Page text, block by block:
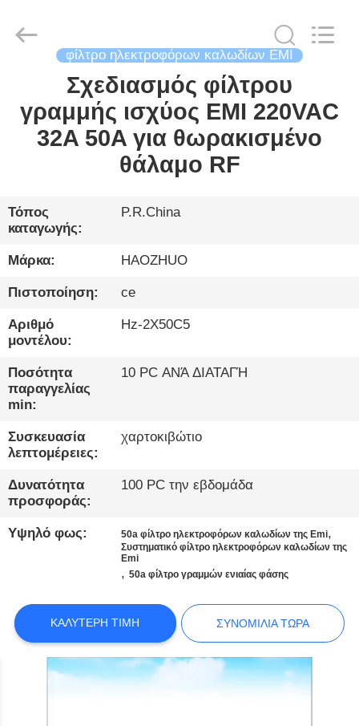
ΠΡΟΪΌΝΤΑ
ΕΜΆΣ
ΞΕΝΆΓΗΣΗ
ΣΤΟ
ΕΡΓΟΣΤΆΣΙΟ
ΠΟΙΟΤΙΚΌΣ
ΈΛΕΓΧΟΣ
ΕΠΙΚΟΙΝΩΝΉΣΤΕ
ΜΑΖΊ
ΜΑΣ
ΕΙΔΉΣΕΙΣ
ΠΟΛΙΤΙΚΉ
ΑΠΟΡΡΉΤΟΥ
Ltd..
φίλτρο ηλεκτροφόρων καλωδίων EMI
Σχεδιασμός φίλτρου
γραμμής ισχύος EMI 220VAC
32A 50A για θωρακισμένο
θάλαμο RF
Τόπος
καταγωγής:
P.R.China
Μάρκα: HAOZHUO
Πιστοποίηση: ce
Αριθμό
μοντέλου:
Hz-2X50C5
Ποσότητα
παραγγελίας
min:
10 PC ΑΝΆ ΔΙΑΤΑΓΉ
Συσκευασία
λεπτομέρειες:
χαρτοκιβώτιο
Δυνατότητα
προσφοράς:
100 PC την εβδομάδα
Υψηλό φως: 50a φίλτρο ηλεκτροφόρων καλωδίων της Emi,
Συστηματικό φίλτρο ηλεκτροφόρων καλωδίων της
Emi
,50a φίλτρο γραμμών ενιαίας φάσης
ΚΑΛΎΤΕΡΗ ΤΙΜΉ ΣΥΝΟΜΙΛΊΑ ΤΏΡΑ